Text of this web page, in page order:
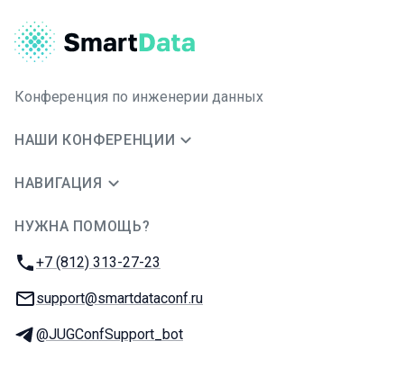
Конференция по инженерии данных
НАШИ КОНФЕРЕНЦИИ
НАВИГАЦИЯ
НУЖНА ПОМОЩЬ?
Телефон:
+7 (812) 313-27-23
E-mail:
support@smartdataconf.ru
Телеграм:
@JUGConfSupport_bot